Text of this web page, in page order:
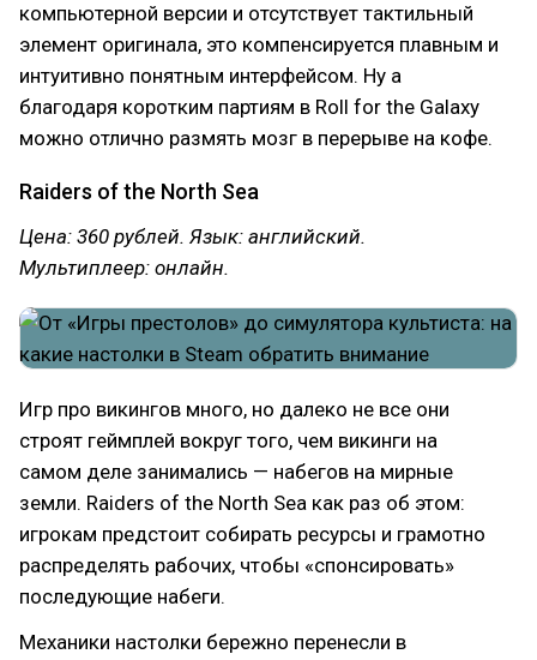
компьютерной версии и отсутствует тактильный
элемент оригинала, это компенсируется плавным и
интуитивно понятным интерфейсом. Ну а
благодаря коротким партиям в Roll for the Galaxy
можно отлично размять мозг в перерыве на кофе.
Raiders of the North Sea
Цена: 360 рублей. Язык: английский.
Мультиплеер: онлайн.
Игр про викингов много, но далеко не все они
строят геймплей вокруг того, чем викинги на
самом деле занимались — набегов на мирные
земли. Raiders of the North Sea как раз об этом:
игрокам предстоит собирать ресурсы и грамотно
распределять рабочих, чтобы «спонсировать»
последующие набеги.
Механики настолки бережно перенесли в